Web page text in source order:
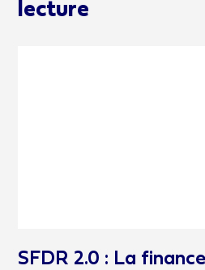
lecture
SFDR 2.0 : La